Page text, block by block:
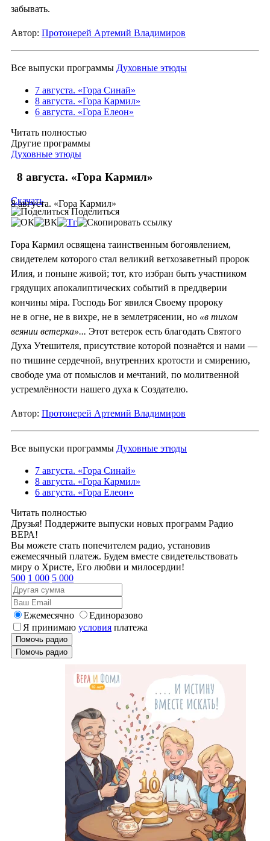
забывать.
Автор: Протоиерей Артемий Владимиров
Все выпуски программы Духовные этюды
7 августа. «Гора Синай»
8 августа. «Гора Кармил»
6 августа. «Гора Елеон»
Читать полностью
Другие программы
Духовные этюды
8 августа. «Гора Кармил»
8 августа. «Гора Кармил»
Скачать
Поделиться
Гора Кармил освящена таинственным богоявлением,
свидетелем которого стал великий ветхозаветный пророк
Илия, и поныне живой; тот, кто избран быть участником
грядущих апокалиптических событий в преддверии
кончины мiра. Господь Бог явился Своему пророку
не в огне, не в вихре, не в землетрясении, но «в тихом
веянии ветерка»... Этот ветерок есть благодать Святого
Духа Утешителя, присутствие которой познаётся и нами —
по тишине сердечной, внутренних кротости и смирению,
свободе ума от помыслов и мечтаний, по молитвенной
устремлённости нашего духа к Создателю.
Автор: Протоиерей Артемий Владимиров
Все выпуски программы Духовные этюды
7 августа. «Гора Синай»
8 августа. «Гора Кармил»
6 августа. «Гора Елеон»
Читать полностью
Друзья! Поддержите выпуски новых программ Радио
ВЕРА!
Вы можете стать попечителем радио, установив
ежемесячный платеж. Будем вместе свидетельствовать
миру о Христе, Его любви и милосердии!
500 1 000 5 000
Ежемесячно
Единоразово
Я принимаю условия платежа
Помочь радио
Помочь радио